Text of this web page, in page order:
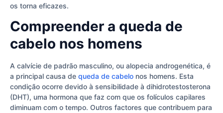
os torna eficazes.
Compreender a queda de
cabelo nos homens
A calvície de padrão masculino, ou alopecia androgenética, é
a principal causa de queda de cabelo nos homens. Esta
condição ocorre devido à sensibilidade à dihidrotestosterona
(DHT), uma hormona que faz com que os folículos capilares
diminuam com o tempo. Outros factores que contribuem para